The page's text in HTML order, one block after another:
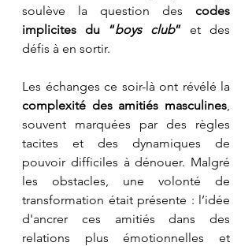
soulève la question des codes
implicites du “boys club” et des
défis à en sortir.
complexité des amitiés masculines,
souvent marquées par des règles
tacites et des dynamiques de
pouvoir difficiles à dénouer. Malgré
les obstacles, une volonté de
transformation était présente : l’idée
d'ancrer ces amitiés dans des
relations plus émotionnelles et